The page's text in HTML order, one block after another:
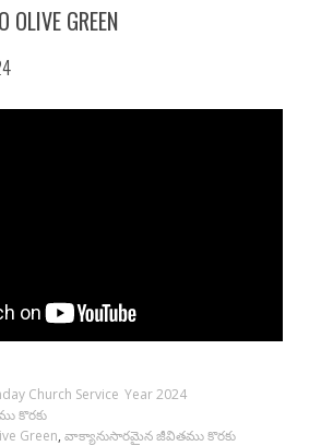
GREEN
Church Service Year 2024
కొరకు
Green, వాక్యానుసారమైన జీవితము కొరకు